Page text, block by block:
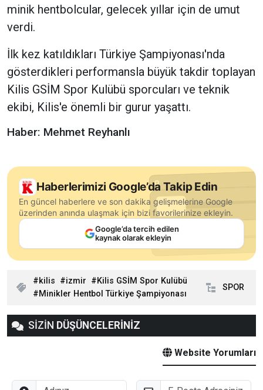
minik hentbolcular, gelecek yıllar için de umut
verdi.
İlk kez katıldıkları Türkiye Şampiyonası'nda
gösterdikleri performansla büyük takdir toplayan
Kilis GSİM Spor Kulübü sporcuları ve teknik
ekibi, Kilis'e önemli bir gurur yaşattı.
Haber: Mehmet Reyhanlı
Haberlerimizi Google’da Takip Edin
En güncel haberlere ve son dakika gelişmelerine Google
üzerinden anında ulaşmak için bizi favorilerinize ekleyin.
Google’da tercih edilen
kaynak olarak ekleyin
kilis izmir
Kilis GSİM Spor Kulübü
Minikler Hentbol Türkiye Şampiyonası
SPOR
SİZİN DÜŞÜNCELERİNİZ
Website Yorumları
Adınız E-Posta